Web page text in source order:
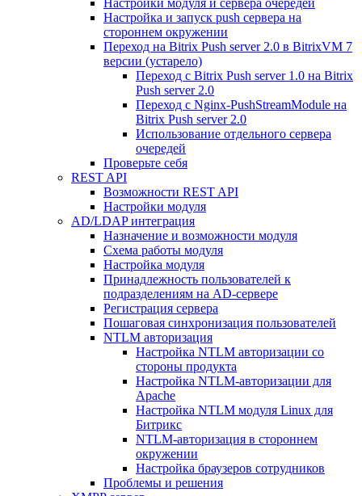
Настройки модуля и сервера очередей
Настройка и запуск push сервера на
стороннем окружении
Переход на Bitrix Push server 2.0 в BitrixVM 7
версии (устарело)
Переход с Bitrix Push server 1.0 на Bitrix
Push server 2.0
Переход с Nginx-PushStreamModule на
Bitrix Push server 2.0
Использование отдельного сервера
очередей
Проверьте себя
REST API
Возможности REST API
Настройки модуля
AD/LDAP интеграция
Назначение и возможности модуля
Схема работы модуля
Настройка модуля
Принадлежность пользователей к
подразделениям на AD-сервере
Регистрация сервера
Пошаговая синхронизация пользователей
NTLM авторизация
Настройка NTLM авторизации со
стороны продукта
Настройка NTLM-авторизации для
Apache
Настройка NTLM модуля Linux для
Битрикс
NTLM-авторизация в стороннем
окружении
Настройка браузеров сотрудников
Проблемы и решения